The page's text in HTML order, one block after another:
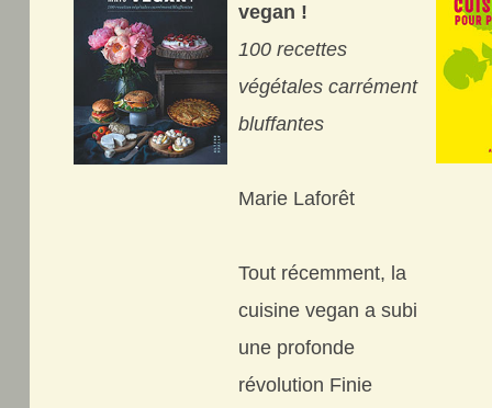
vegan !
100 recettes
végétales carrément
bluffantes
Marie Laforêt
Tout récemment, la
cuisine vegan a subi
une profonde
révolution Finie